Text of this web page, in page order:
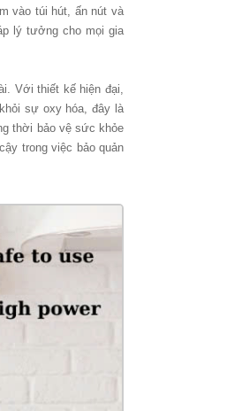
vào túi hút, ấn nút và
lý tưởng cho mọi gia
Với thiết kế hiện đại,
sự oxy hóa, đây là
thời bảo vệ sức khỏe
trong việc bảo quản